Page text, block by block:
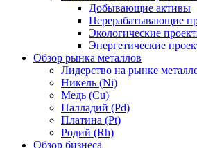
Добывающие активы
Перерабатывающие
Экологические
Энергетические
Обзор рынка металлов
Лидерство на рынке
Никель (Ni)
Медь (Cu)
Палладий (Pd)
Платина (Pt)
Родий (Rh)
Обзор бизнеса